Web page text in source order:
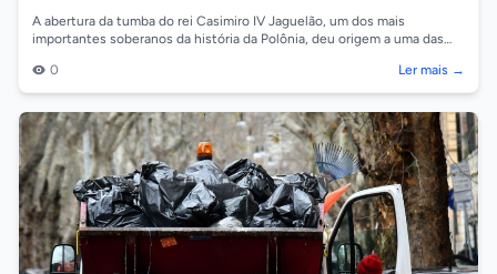
A abertura da tumba do rei Casimiro IV Jaguelão, um dos mais
importantes soberanos da história da Polônia, deu origem a uma das
0
Ler mais →